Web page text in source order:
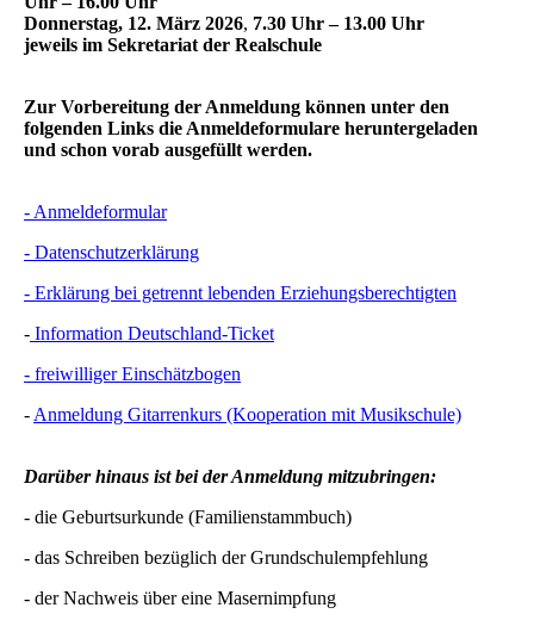
Donnerstag, 12. März 2026, 7.30 Uhr – 13.00 Uhr
jeweils im Sekretariat der Realschule
Zur Vorbereitung der Anmeldung können unter den
folgenden Links die Anmeldeformulare heruntergeladen
und schon vorab ausgefüllt werden.
- Anmeldeformular
- Datenschutzerklärung
- Erklärung bei getrennt lebenden Erziehungsberechtigten
- Information Deutschland-Ticket
- freiwilliger Einschätzbogen
- Anmeldung Gitarrenkurs (Kooperation mit Musikschule)
Darüber hinaus ist bei der Anmeldung mitzubringen:
- die Geburtsurkunde (Familienstammbuch)
- das Schreiben bezüglich der Grundschulempfehlung
- der Nachweis über eine Masernimpfung